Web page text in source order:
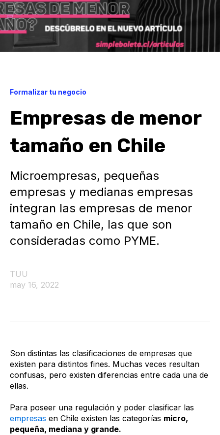
Formalizar tu negocio
Empresas de menor
tamaño en Chile
Microempresas, pequeñas
empresas y medianas empresas
integran las empresas de menor
tamaño en Chile, las que son
consideradas como PYME.
TUU
may 16, 2022
Son distintas las clasificaciones de empresas que
existen para distintos fines. Muchas veces resultan
confusas, pero existen diferencias entre cada una de
ellas.
Para poseer una regulación y poder clasificar las
empresas en Chile existen las categorías micro,
pequeña, mediana y grande.